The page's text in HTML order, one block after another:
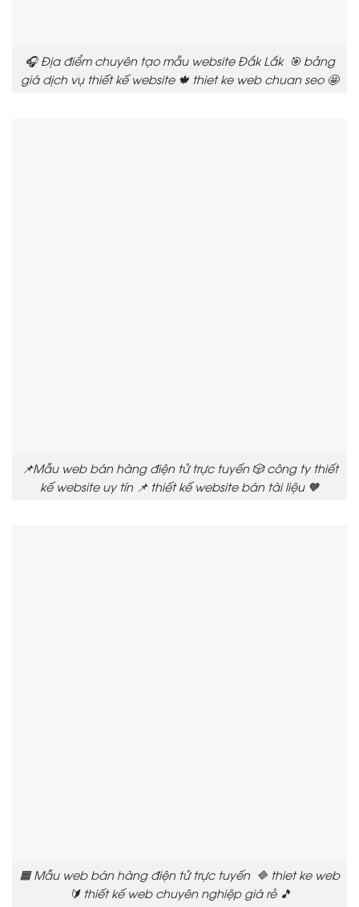
🎧 Địa điểm chuyên tạo mẫu website Đắk Lắk 🎯 bảng
giá dịch vụ thiết kế website 🍁 thiet ke web chuan seo 🤩
📌Mẫu web bán hàng điện tử trực tuyến 🎲 công ty thiết
kế website uy tín 📌 thiết kế website bán tài liệu 🧡
🟧 Mẫu web bán hàng điện tử trực tuyến 🔷 thiet ke web
🔰 thiết kế web chuyên nghiệp giá rẻ 🎵